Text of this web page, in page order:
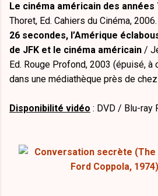
Le cinéma américain des années
Thoret, Ed. Cahiers du Cinéma, 2006.
26 secondes, l’Amérique
de JFK et le cinéma américain /
Ed. Rouge Profond, 2003 (épuisé,
dans une médiathèque près de
Disponibilité vidéo : DVD / Blu-ray